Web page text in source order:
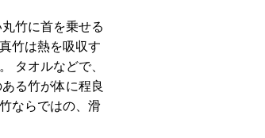
竹に首を乗せる
竹は熱を吸収す
タオルなどで、
る竹が体に程良
ならではの、滑